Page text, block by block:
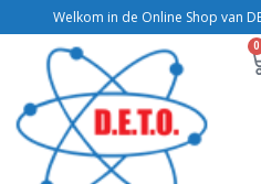
Welkom in de Online Shop van
0